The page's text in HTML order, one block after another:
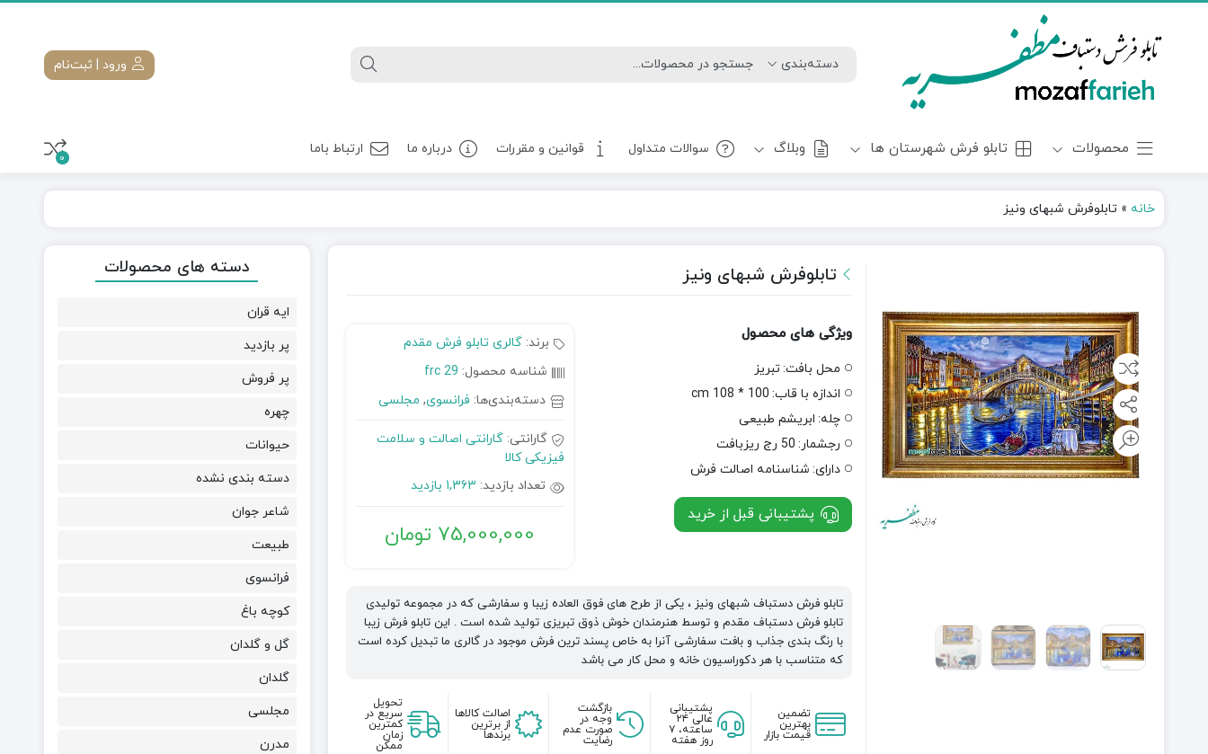
ورود | ثبت‌نام
محصولات تابلو فرش شهرستان ها وبلاگ سوالات متداول قوانین و مقررات درباره ما ارتباط باما
0
خانه » تابلوفرش شبهای ونیز
تابلوفرش شبهای ونیز
ویژگی های محصول
محل بافت:تبریز
اندازه با قاب: 100 * 108 cm
چله: ابریشم طبیعی
رجشمار: 50 رج ریزبافت
دارای: شناسنامه اصالت فرش
پشتیبانی قبل از خرید
برند: گالری تابلو فرش مقدم
شناسه محصول: frc 29
دسته‌بندی‌ها: فرانسوی, مجلسی
گارانتی: گارانتی اصالت و سلامت
فیزیکی کالا
تعداد بازدید: 1,363 بازدید
75,000,000 تومان
تابلو فرش دستباف شبهای ونیز ، یکی از طرح های فوق العاده زیبا و سفارشی که در مجموعه تولیدی
تابلو فرش دستباف مقدم و توسط هنرمندان خوش ذوق تبریزی تولید شده است . این تابلو فرش زیبا
با رنگ بندی جذاب و بافت سفارشی آنرا به خاص پسند ترین فرش موجود در گالری ما تبدیل کرده است
که متناسب با هر دکوراسیون خانه و محل کار می باشد
تضمین
بهترین
قیمت بازار
پشتیبانی
عالی ۲۴
ساعته، ۷
روز هفته
بازگشت
وجه در
صورت عدم
رضایت
اصالت کالاها
از برترین
برندها
تحویل
سریع در
کمترین
زمان
ممکن
دسته های محصولات
ایه قران
پر بازدید
پر فروش
چهره
حیوانات
دسته بندی نشده
شاعر جوان
طبیعت
فرانسوی
کوچه باغ
گل و گلدان
گلدان
مجلسی
مدرن